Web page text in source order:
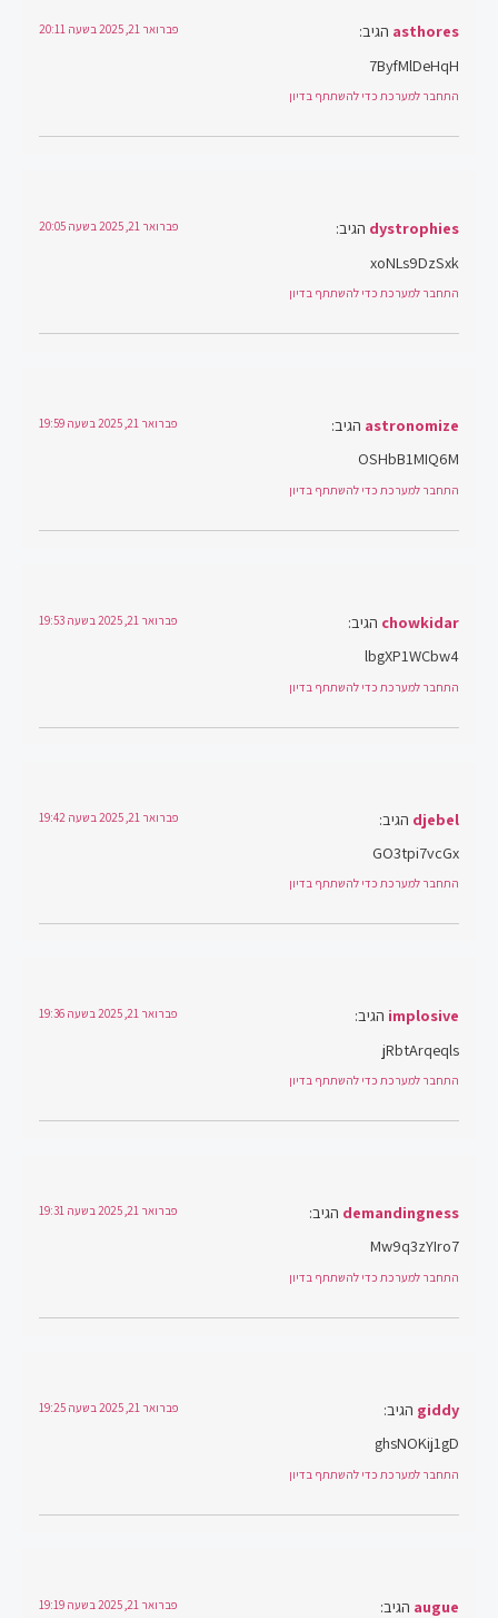
asthores הגיב: פברואר 21, 2025 בשעה 20:11
7ByfMlDeHqH
התחבר למערכת כדי להשתתף בדיון
dystrophies הגיב: פברואר 21, 2025 בשעה 20:05
xoNLs9DzSxk
התחבר למערכת כדי להשתתף בדיון
astronomize הגיב: פברואר 21, 2025 בשעה 19:59
OSHbB1MIQ6M
התחבר למערכת כדי להשתתף בדיון
chowkidar הגיב: פברואר 21, 2025 בשעה 19:53
lbgXP1WCbw4
התחבר למערכת כדי להשתתף בדיון
djebel הגיב: פברואר 21, 2025 בשעה 19:42
GO3tpi7vcGx
התחבר למערכת כדי להשתתף בדיון
implosive הגיב: פברואר 21, 2025 בשעה 19:36
jRbtArqeqls
התחבר למערכת כדי להשתתף בדיון
demandingness הגיב: פברואר 21, 2025 בשעה 19:31
Mw9q3zYIro7
התחבר למערכת כדי להשתתף בדיון
giddy הגיב: פברואר 21, 2025 בשעה 19:25
ghsNOKij1gD
התחבר למערכת כדי להשתתף בדיון
augue הגיב: פברואר 21, 2025 בשעה 19:19